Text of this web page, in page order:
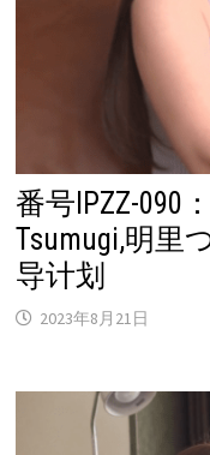
番号IPZZ-090
Tsumugi,明里
导计划
2023年8月21日